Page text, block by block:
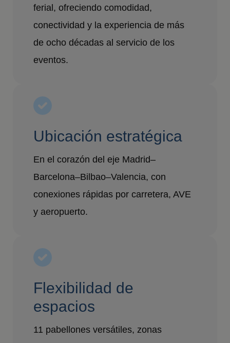
ferial, ofreciendo comodidad,
conectividad y la experiencia de más
de ocho décadas al servicio de los
eventos.
Ubicación estratégica
En el corazón del eje Madrid–
Barcelona–Bilbao–Valencia, con
conexiones rápidas por carretera, AVE
y aeropuerto.
Flexibilidad de
espacios
11 pabellones versátiles, zonas